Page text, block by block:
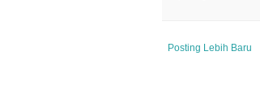
Posting Lebih Baru